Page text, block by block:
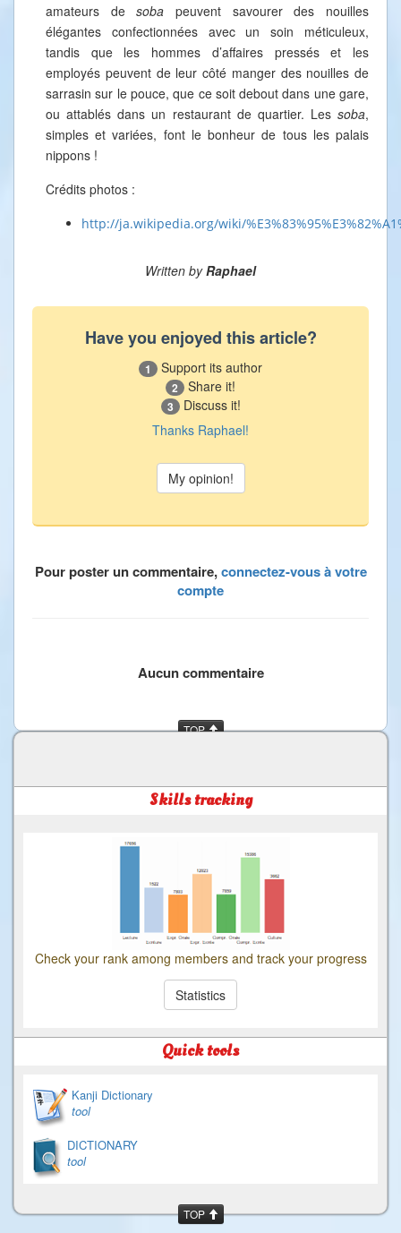
amateurs desoba peuvent savourer des nouilles
élégantes confectionnées avec un soin méticuleux,
tandis que les hommes d’affaires pressés et les
employés peuvent de leur côté manger des nouilles de
sarrasin sur le pouce, que ce soit debout dans une gare,
ou attablés dans un restaurant de quartier. Les soba,
simples et variées, font le bonheur de tous les palais
nippons !
Crédits photos :
http://ja.wikipedia.org/wiki/
Written byRaphael
Have you enjoyed this article?
1 Support its author
2 Share it!
3 Discuss it!
Thanks Raphael!
Pour poster un commentaire,connectez-vous à votre
compte
Aucun commentaire
TOP
Skills tracking
Check your rank among members and track your progress
Statistics
Quick tools
Kanji Dictionary
tool
DICTIONARY
tool
TOP